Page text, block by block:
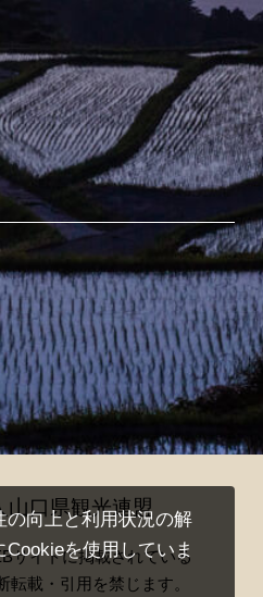
山口県観光連盟
サイトに掲載されている
転載・引用を禁じます。
の向上と利用状況の解
を使用していま